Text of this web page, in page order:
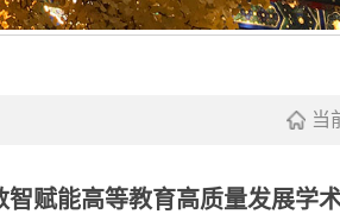
当
智赋能高等教育高质量发展学